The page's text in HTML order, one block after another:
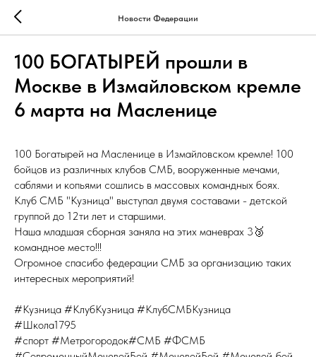
Новости Федерации
100 БОГАТЫРЕЙ прошли в
Москве в Измайловском кремле
6 марта на Масленице
100 Богатырей на Масленице в Измайловском кремле! 100
бойцов из различных клубов СМБ, вооруженные мечами,
саблями и копьями сошлись в массовых командных боях.
Клуб СМБ "Кузница" выступал двумя составами - детской
группой до 12ти лет и старшими.
Наша младшая сборная заняла на этих маневрах 3🥉
командное место!!!
Огромное спасибо федерации СМБ за организацию таких
интересных мероприятий!
#Кузница #КлубКузница #КлубСМБКузница
#Школа1795
#спорт #Метрогородок#СМБ #ФСМБ